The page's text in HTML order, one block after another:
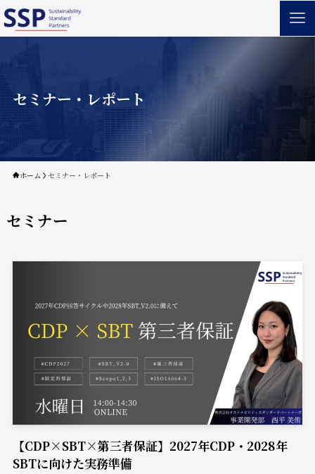
セミナー・レポート
ホーム セミナー・レポート
セミナー
【CDP×SBT×第三者保証】2027年CDP・2028年
SBTに向けた実務準備